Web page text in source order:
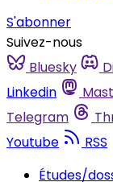
S'abonner
Suivez-nous
Bluesky
Linkedin
Telegram
Youtube
RSS
Études/